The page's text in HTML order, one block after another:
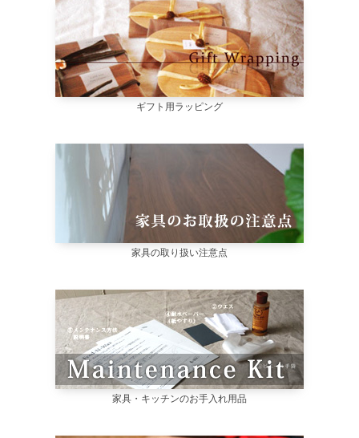
ギフト用ラッピング
家具の取り扱い注意点
家具・キッチンのお手入れ用品